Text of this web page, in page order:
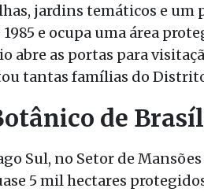
jardins temáticos e um
e ocupa uma área
abre as portas para
tantas famílias do
de
Sul, no Setor de
5 mil hectares